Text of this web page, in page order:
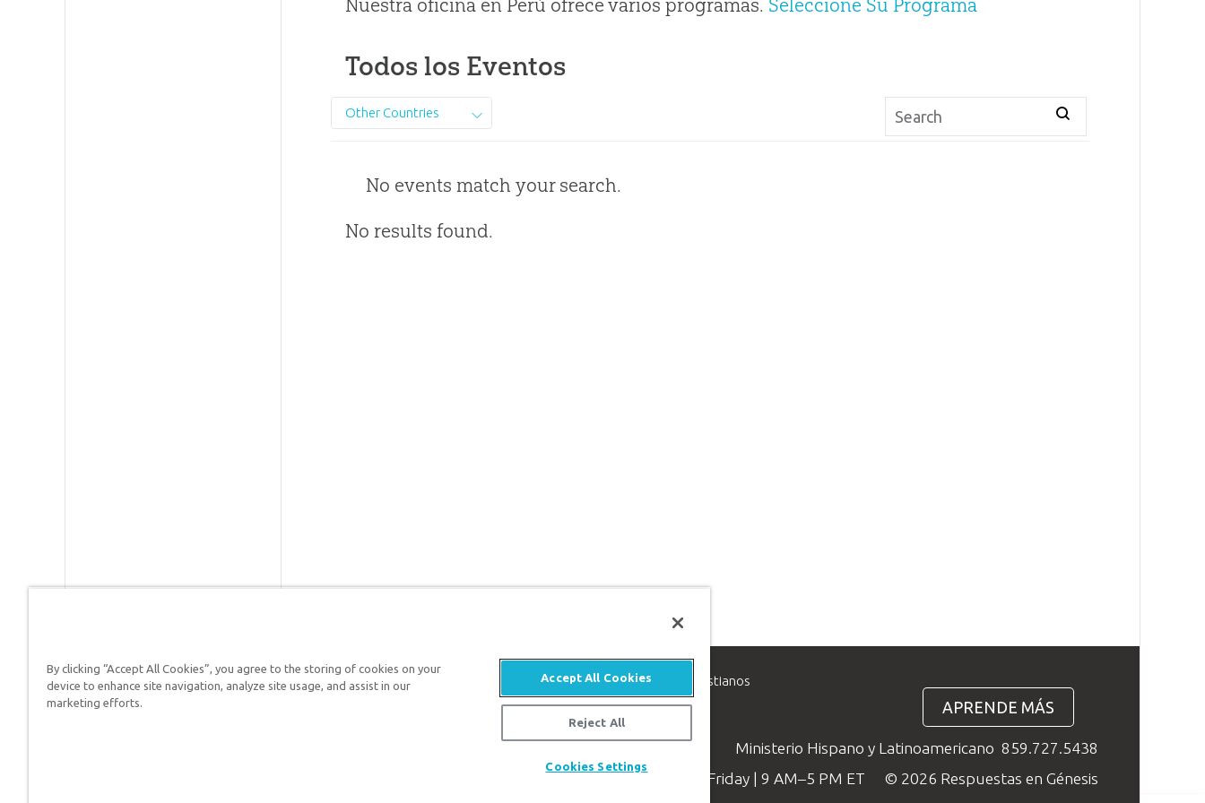
Nuestra oficina en Perú ofrece varios programas. Seleccione Su Programa
Todos los Eventos
Other Countries
No events match your search.
No results found.
Respuestas en Génesis es un ministerio de apologética, dedicado a ayudar a los cristianos
defender su fe y proclamar el evangelio de Jesucristo.
APRENDE MÁS
Ministerio Hispano y Latinoamericano 859.727.5438
Available Monday–Friday | 9 AM–5 PM ET
© 2026 Respuestas en Génesis
By clicking “Accept All Cookies”, you agree to the storing of cookies on your
device to enhance site navigation, analyze site usage, and assist in our
marketing efforts.
Accept All Cookies
Reject All
Cookies Settings